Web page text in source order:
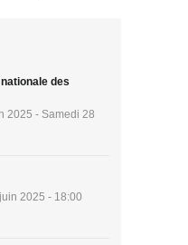
des
2025 - Samedi 28
2025 - 18:00